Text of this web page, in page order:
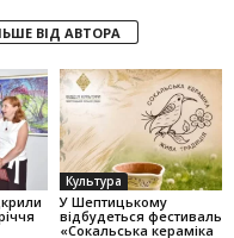
ВІД АВТОРА
Культура
У Шептицькому
відбудеться фестиваль
«Сокальська кераміка